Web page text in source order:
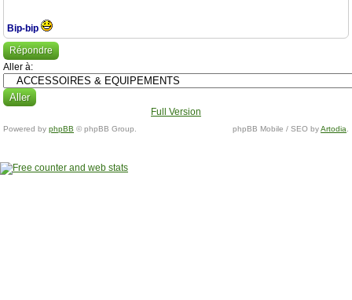
Bip-bip
Répondre
Aller à:
Full Version
Powered by phpBB © phpBB Group. phpBB Mobile / SEO byArtodia